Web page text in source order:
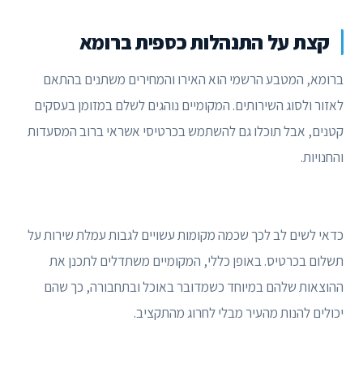
קצת על התנהלות כספית ברומא
ברומא, המטבע הרשמי הוא האירו והמחירים משתנים בהתאם
לאזור ולסוג השירותים. המקומיים נוהגים לשלם במזומן בעסקים
קטנים, אבל תוכלו גם להשתמש בכרטיסי אשראי ברוב המסעדות
והחנויות.
כדאי לשים לב לכך שכמה מקומות עשויים לגבות עמלת שירות על
תשלום בכרטיס. באופן כללי, המקומיים משתדלים לתכנן את
ההוצאות שלהם במיוחד כשמדובר באוכל ובתחבורה, כך שהם
יכולים להנות מהעיר מבלי לחרוג מהתקציב.